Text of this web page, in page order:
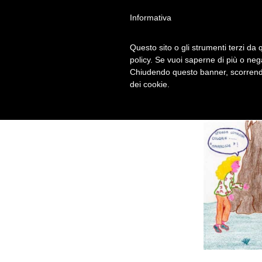
Informativa
Questo sito o gli strumenti terzi da
policy. Se vuoi saperne di più o
Chiudendo questo banner,
dei cookie.